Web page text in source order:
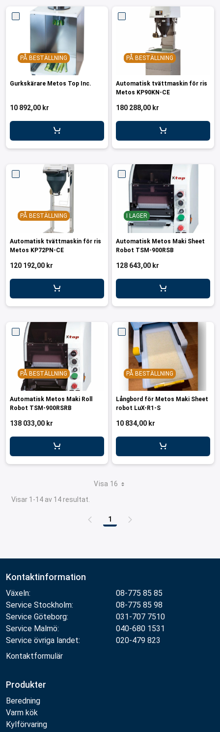
PÅ BESTÄLLNING
Gurkskärare Metos Top Inc.
10 892,00 kr
PÅ BESTÄLLNING
Automatisk tvättmaskin för ris
Metos KP90KN-CE
180 288,00 kr
PÅ BESTÄLLNING
Automatisk tvättmaskin för ris
Metos KP72PN-CE
120 192,00 kr
I LAGER
Automatisk Metos Maki Sheet
Robot TSM-900RSB
128 643,00 kr
PÅ BESTÄLLNING
Automatisk Metos Maki Roll
Robot TSM-900RSRB
138 033,00 kr
PÅ BESTÄLLNING
Långbord för Metos Maki Sheet
robot LuX-R1-S
10 834,00 kr
Visa 16
Visar 1-14 av 14 resultat.
Sida
1
Kontaktinformation
Växeln:
08-775 85 85
Service Stockholm:
08-775 85 98
Service Göteborg:
031-707 7510
Service Malmö:
040-680 1531
Service övriga landet:
020-479 823
Kontaktformulär
Produkter
Beredning
Varm kök
Kylförvaring